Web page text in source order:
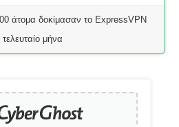
άτομα δοκίμασαν το ExpressVPN
τελευταίο μήνα